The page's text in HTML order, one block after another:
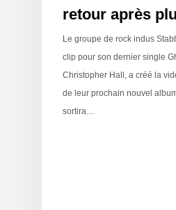
retour après
Le groupe de rock indus
clip pour son dernier single
Christopher Hall, a créé la
de leur prochain nouvel
sortira…